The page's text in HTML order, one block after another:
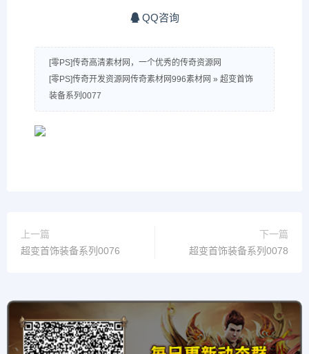
QQ咨询
[零PS]传奇高清素材网，一个优秀的传奇资源网
[零PS]传奇开发资源网传奇素材网996素材网 » 超变首饰
装备系列0077
上一篇
超变首饰装备系列0076
下一篇
超变首饰装备系列0078